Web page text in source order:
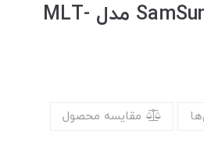
کاتریج مشکی SamSung مدل MLT-
مقایسه محصول